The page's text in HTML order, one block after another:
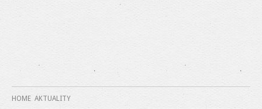
HOME AKTUALITY